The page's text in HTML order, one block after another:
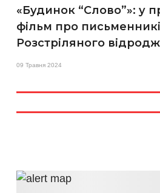
«Будинок “Слово”»: у
фільм про
Розстріляного
09 Травня 2024